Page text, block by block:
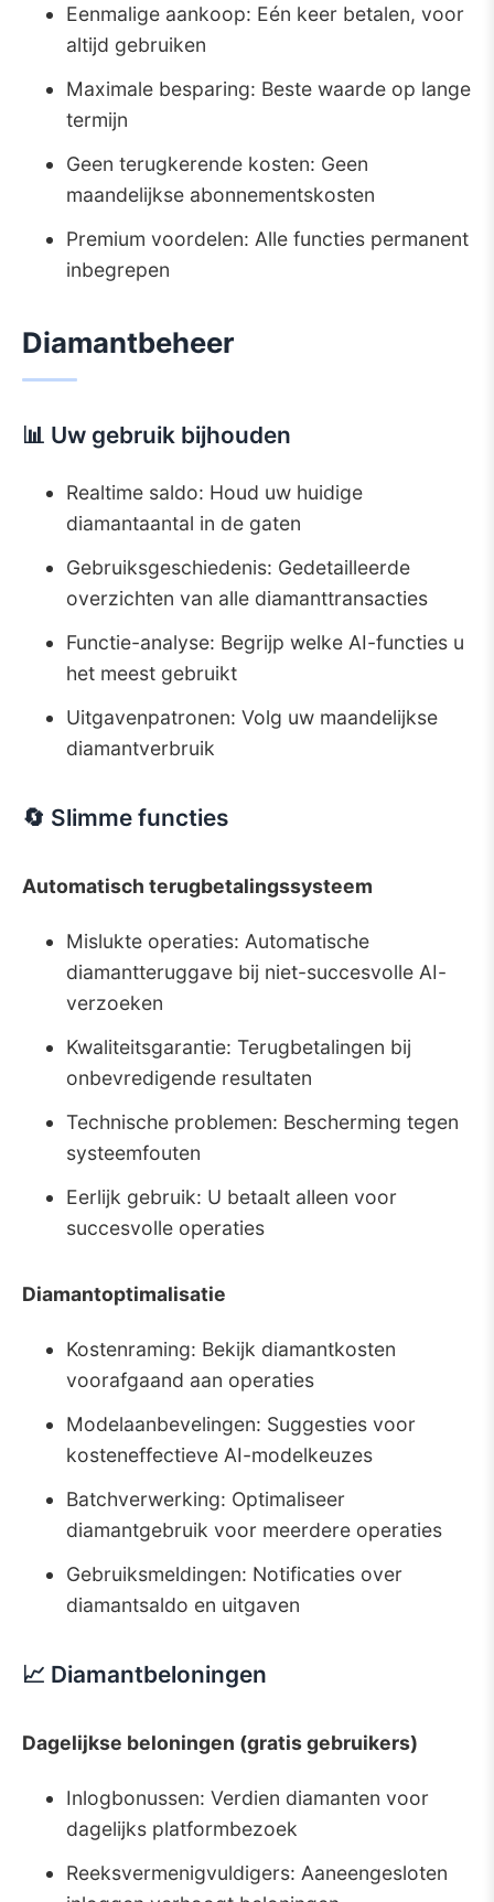
Eenmalige aankoop: Eén keer betalen, voor
altijd gebruiken
Maximale besparing: Beste waarde op lange
termijn
Geen terugkerende kosten: Geen
maandelijkse abonnementskosten
Premium voordelen: Alle functies permanent
inbegrepen
Diamantbeheer
📊 Uw gebruik bijhouden
Realtime saldo: Houd uw huidige
diamantaantal in de gaten
Gebruiksgeschiedenis: Gedetailleerde
overzichten van alle diamanttransacties
Functie-analyse: Begrijp welke AI-functies u
het meest gebruikt
Uitgavenpatronen: Volg uw maandelijkse
diamantverbruik
🔄 Slimme functies
Automatisch terugbetalingssysteem
Mislukte operaties: Automatische
diamantteruggave bij niet-succesvolle AI-
verzoeken
Kwaliteitsgarantie: Terugbetalingen bij
onbevredigende resultaten
Technische problemen: Bescherming tegen
systeemfouten
Eerlijk gebruik: U betaalt alleen voor
succesvolle operaties
Diamantoptimalisatie
Kostenraming: Bekijk diamantkosten
voorafgaand aan operaties
Modelaanbevelingen: Suggesties voor
kosteneffectieve AI-modelkeuzes
Batchverwerking: Optimaliseer
diamantgebruik voor meerdere operaties
Gebruiksmeldingen: Notificaties over
diamantsaldo en uitgaven
📈 Diamantbeloningen
Dagelijkse beloningen (gratis gebruikers)
Inlogbonussen: Verdien diamanten voor
dagelijks platformbezoek
Reeksvermenigvuldigers: Aaneengesloten